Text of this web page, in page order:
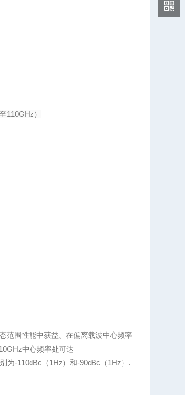
110GHz）
范围性能中获益。在偏离载波中心频率
中心频率处可达
为-110dBc（1Hz）和-90dBc（1Hz）.